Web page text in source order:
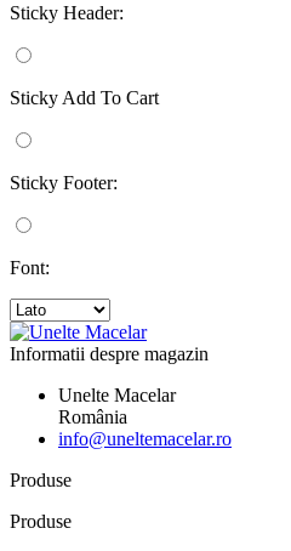
Sticky Header:
Sticky Add To Cart
Sticky Footer:
Font:
Informatii despre magazin
Unelte Macelar
România
info@uneltemacelar.ro
Produse
Produse